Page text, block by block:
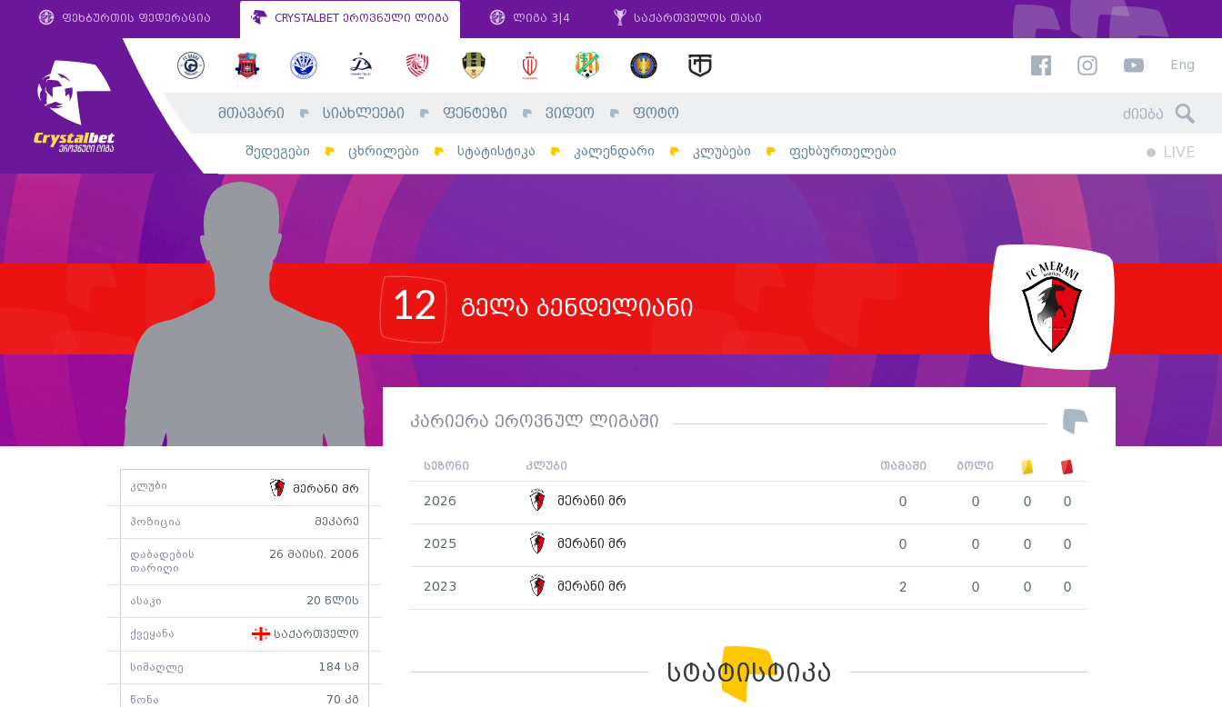
ფეხბურთის ფედერაცია CRYSTALBET ეროვნული ლიგა ლიგა 3|4 საქართველოს თასი
Eng
მთავარი სიახლეები ფენტეზი ვიდეო ფოტო
შედეგები ცხრილები სტატისტიკა კალენდარი კლუბები ფეხბურთელები LIVE
12 გელა ბენდელიანი
კლუბი მერანი მრ
პოზიცია მეკარე
დაბადების
თარიღი
26 მაისი. 2006
ასაკი 20 წლის
ქვეყანა საქართველო
სიმაღლე 184 სმ
წონა 70 კგ
კარიერა ეროვნულ ლიგაში
სეზონი კლუბი თამაში გოლი
2026 მერანი მრ 0 0 0 0
2025 მერანი მრ 0 0 0 0
2023 მერანი მრ 2 0 0 0
სტატისტიკა